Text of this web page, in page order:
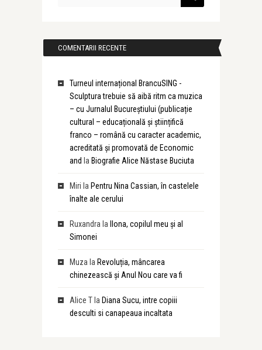
COMENTARII RECENTE
Turneul internațional BrancuSING -
Sculptura trebuie să aibă ritm ca muzica
– cu Jurnalul Bucureștiului (publicație
cultural – educațională și științifică
franco – română cu caracter academic,
acreditată și promovată de Economic
and la Biografie Alice Năstase Buciuta
Miri la Pentru Nina Cassian, în castelele
înalte ale cerului
Ruxandra la
Ilona, copilul meu și al
Simonei
Muza la Revoluția, mâncarea
chinezească și Anul Nou care va fi
Alice Tla Diana Sucu, intre copiii
desculti si canapeaua incaltata